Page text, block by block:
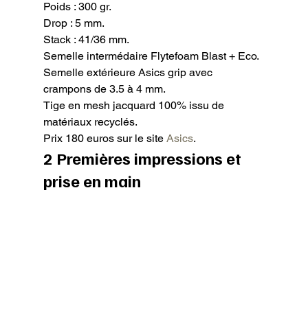
Poids : 300 gr.
Drop : 5 mm.
Stack : 41/36 mm.
Semelle intermédaire Flytefoam Blast + Eco.
Semelle extérieure Asics grip avec
crampons de 3.5 à 4 mm.
Tige en mesh jacquard 100% issu de
matériaux recyclés.
Prix 180 euros sur le site Asics.
2 Premières impressions et
prise en main